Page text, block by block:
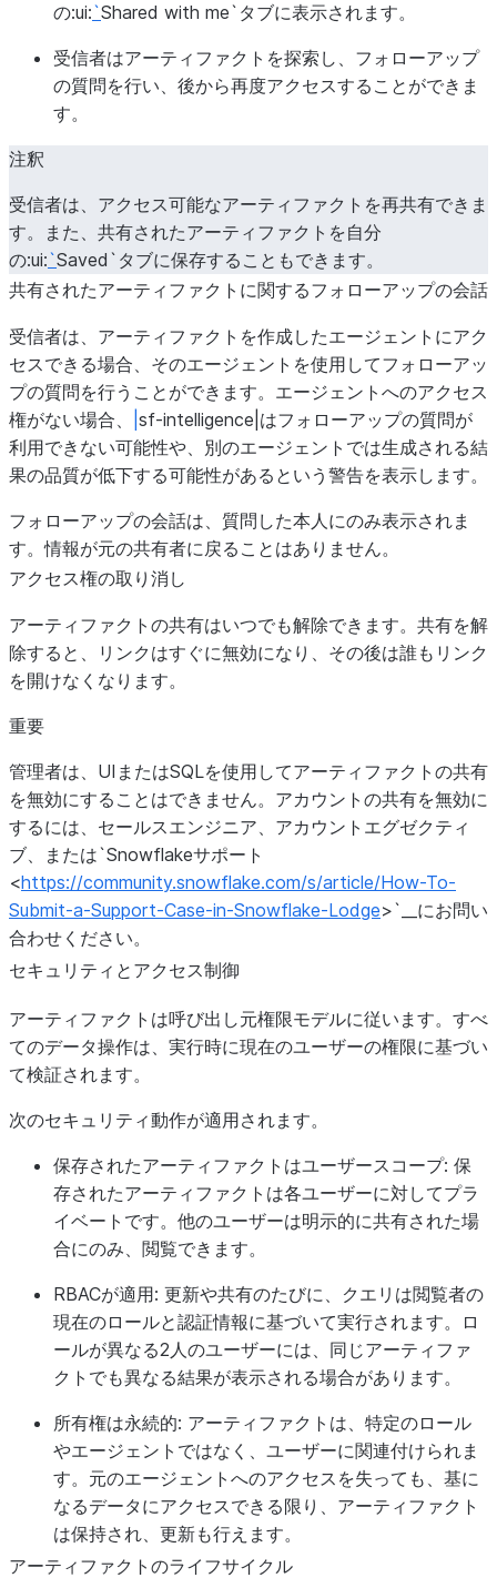
の:ui:`Shared with me`タブに表示されます。
受信者はアーティファクトを探索し、フォローアップ
の質問を行い、後から再度アクセスすることができま
す。
注釈
受信者は、アクセス可能なアーティファクトを再共有できま
す。また、共有されたアーティファクトを自分
の:ui:`Saved`タブに保存することもできます。
共有されたアーティファクトに関するフォローアップの会話
受信者は、アーティファクトを作成したエージェントにアク
セスできる場合、そのエージェントを使用してフォローアッ
プの質問を行うことができます。エージェントへのアクセス
権がない場合、
sf-intelligence|はフォローアップの質問が
利用できない可能性や、別のエージェントでは生成される結
果の品質が低下する可能性があるという警告を表示します。
フォローアップの会話は、質問した本人にのみ表示されま
す。情報が元の共有者に戻ることはありません。
アクセス権の取り消し
アーティファクトの共有はいつでも解除できます。共有を解
除すると、リンクはすぐに無効になり、その後は誰もリンク
を開けなくなります。
重要
管理者は、UIまたはSQLを使用してアーティファクトの共有
を無効にすることはできません。アカウントの共有を無効に
するには、セールスエンジニア、アカウントエグゼクティ
ブ、または`Snowflakeサポート
<https://community.snowflake.com/s/article/How-To-
Submit-a-Support-Case-in-Snowflake-Lodge>`__にお問い
合わせください。
セキュリティとアクセス制御
アーティファクトは呼び出し元権限モデルに従います。すべ
てのデータ操作は、実行時に現在のユーザーの権限に基づい
て検証されます。
次のセキュリティ動作が適用されます。
保存されたアーティファクトはユーザースコープ: 保
存されたアーティファクトは各ユーザーに対してプラ
イベートです。他のユーザーは明示的に共有された場
合にのみ、閲覧できます。
RBACが適用: 更新や共有のたびに、クエリは閲覧者の
現在のロールと認証情報に基づいて実行されます。ロ
ールが異なる2人のユーザーには、同じアーティファ
クトでも異なる結果が表示される場合があります。
所有権は永続的: アーティファクトは、特定のロール
やエージェントではなく、ユーザーに関連付けられま
す。元のエージェントへのアクセスを失っても、基に
なるデータにアクセスできる限り、アーティファクト
は保持され、更新も行えます。
アーティファクトのライフサイクル